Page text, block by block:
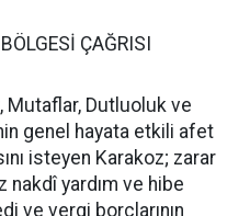
ÇAĞRISI
Mutaflar, Dutluoluk ve
genel hayata etkili afet
isteyen Karakoz; zarar
nakdî yardım ve hibe
ve vergi borçlarının